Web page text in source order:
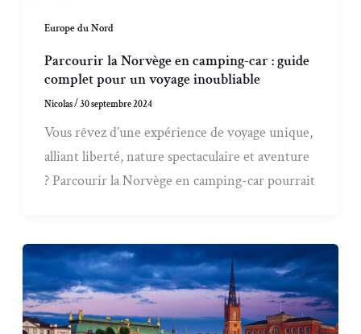
Europe du Nord
Parcourir la Norvège en camping-car : guide
complet pour un voyage inoubliable
Nicolas/30 septembre 2024
Vous rêvez d’une expérience de voyage unique,
alliant liberté, nature spectaculaire et aventure
? Parcourir la Norvège en camping-car pourrait